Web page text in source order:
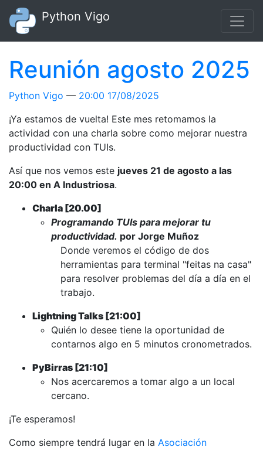
Ir al contenido principal
Python Vigo
Reunión agosto 2025
Python Vigo
20:00 17/08/2025
¡Ya estamos de vuelta! Este mes retomamos la
actividad con una charla sobre como mejorar nuestra
productividad con TUIs.
Así que nos vemos este jueves 21 de agosto a las
20:00 en A Industriosa.
Charla [20.00]
Programando TUIs para mejorar tu
productividad. por Jorge Muñoz
Donde veremos el código de dos
herramientas para terminal "feitas na casa"
para resolver problemas del día a día en el
trabajo.
Lightning Talks [21:00]
Quién lo desee tiene la oportunidad de
contarnos algo en 5 minutos cronometrados.
PyBirras [21:10]
Nos acercaremos a tomar algo a un local
cercano.
¡Te esperamos!
Como siempre tendrá lugar en la Asociación